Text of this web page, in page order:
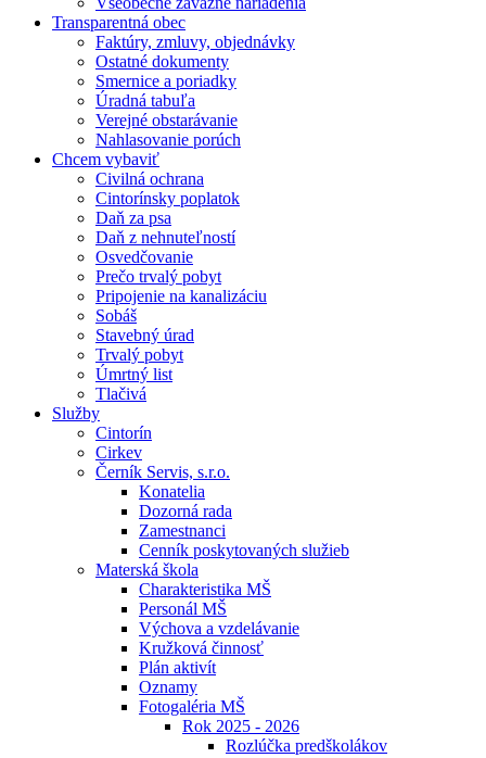
Transparentná obec
Faktúry, zmluvy, objednávky
Ostatné dokumenty
Smernice a poriadky
Úradná tabuľa
Verejné obstarávanie
Nahlasovanie porúch
Chcem vybaviť
Civilná ochrana
Cintorínsky poplatok
Daň za psa
Daň z nehnuteľností
Osvedčovanie
Prečo trvalý pobyt
Pripojenie na kanalizáciu
Sobáš
Stavebný úrad
Trvalý pobyt
Úmrtný list
Tlačivá
Služby
Cintorín
Cirkev
Černík Servis, s.r.o.
Konatelia
Dozorná rada
Zamestnanci
Cenník poskytovaných služieb
Materská škola
Charakteristika MŠ
Personál MŠ
Výchova a vzdelávanie
Kružková činnosť
Plán aktivít
Oznamy
Fotogaléria MŠ
Rok 2025 - 2026
Rozlúčka predškolákov